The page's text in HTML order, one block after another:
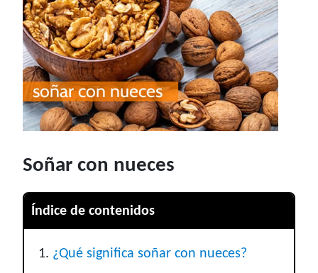
Soñar con nueces
Índice de contenidos
¿Qué significa soñar con nueces?